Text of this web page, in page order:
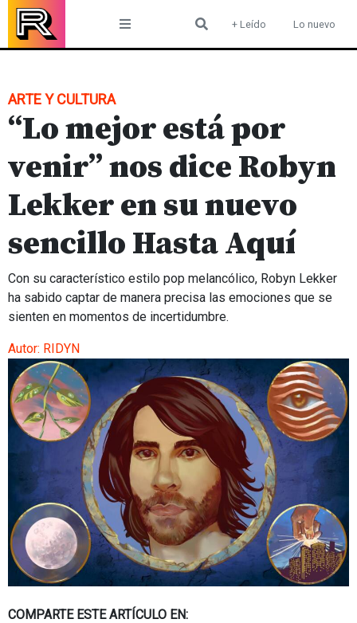
Skip
content
+ Leído Lo nuevo
ARTE Y CULTURA
“Lo mejor está por
venir” nos dice Robyn
Lekker en su nuevo
sencillo Hasta Aquí
Con su característico estilo pop melancólico, Robyn Lekker
ha sabido captar de manera precisa las emociones que se
sienten en momentos de incertidumbre.
Autor: RIDYN
COMPARTE ESTE ARTÍCULO EN: